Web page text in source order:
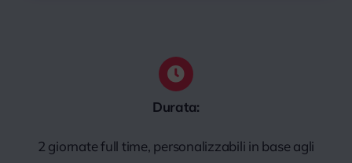
Durata:
2 giornate full time, personalizzabili in base agli